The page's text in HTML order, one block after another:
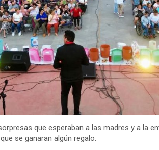
que esperaban a las madres y a la
se ganaran algún regalo.